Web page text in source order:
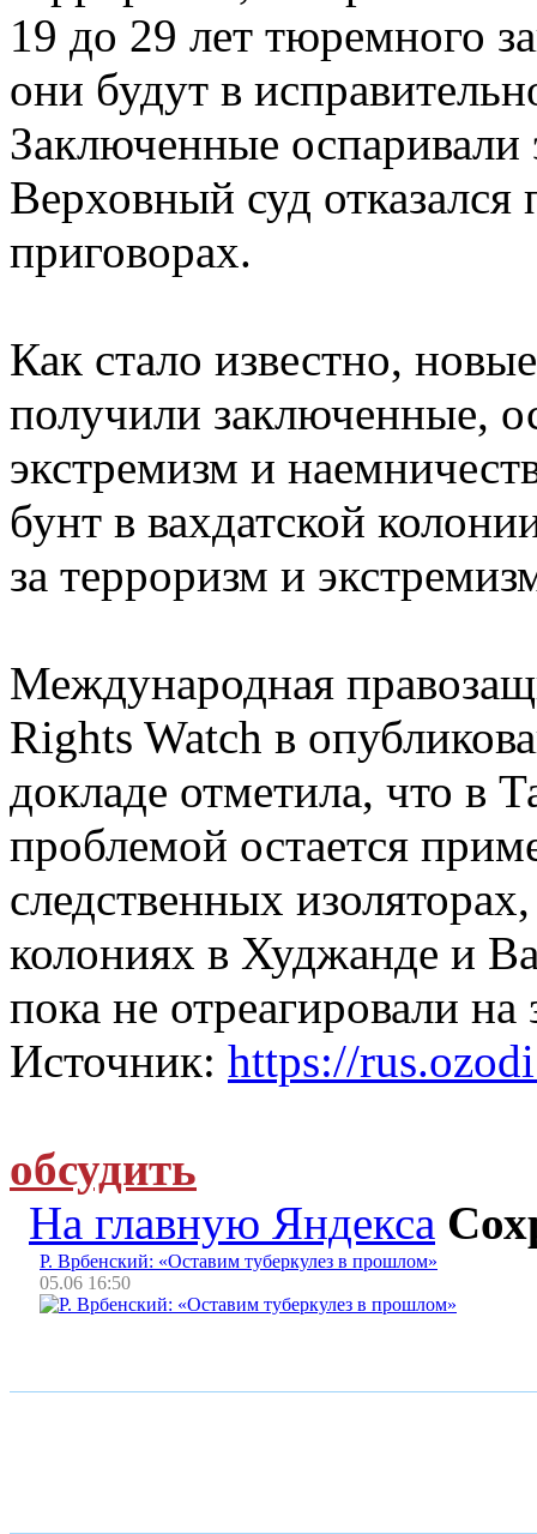
19 до 29 лет тюремного
они будут в
Заключенные оспаривали
Верховный суд отказался
приговорах.
Как стало известно,
получили заключенные,
экстремизм и
бунт в вахдатской
за терроризм и
Международная
Rights Watch в
докладе отметила, что в
проблемой остается
следственных
колониях в Худжанде и
пока не отреагировали
Источник: https://
обсудить
На главную Яндекса
Р. Врбенский: «Оставим туберкулез в прошлом»
05.06 16:50